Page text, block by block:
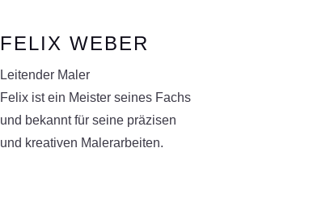
FELIX WEBER
Leitender Maler
Felix ist ein Meister seines Fachs
und bekannt für seine präzisen
und kreativen Malerarbeiten.